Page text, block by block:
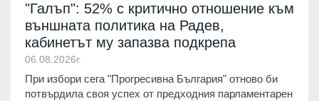
"Галъп": 52% с критично отношение към
външната политика на Радев,
кабинетът му запазва подкрепа
06.08.2026г.
При избори сега "Прогресивна България" отново би
потвърдила своя успех от предходния парламентарен